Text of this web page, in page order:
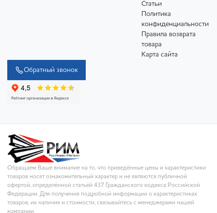
Статьи
Политика
конфиденциальности
Правила возврата
товара
Карта сайта
Обратный звонок
Обращаем Ваше внимание на то, что приведённые цены и характеристики
товаров носят ознакомительный характер и не являются публичной
офертой, определённой статьёй 437 Гражданского кодекса Российской
Федерации. Для получения подробной информации о характеристиках
товаров, их наличия и стоимости, связывайтесь с менеджерами нашей
компании.